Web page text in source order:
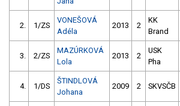
2. 1/ZS
VONEŠOVÁ
Adéla
2013 2
KK
Brand
3. 2/ZS
MAZÚRKOVÁ
Lola
2013 2
USK
Pha
4. 1/DS
ŠTINDLOVÁ
Johana
2009 2 SKVSČB